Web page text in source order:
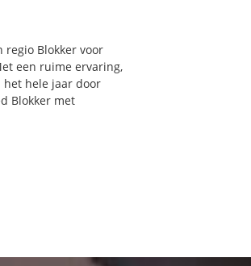
regio Blokker voor
een ruime ervaring,
het hele jaar door
Blokker met